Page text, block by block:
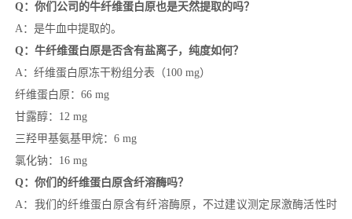
Q：你们公司的牛纤维蛋白原也是天然提取的吗？
A：是牛血中提取的。
Q：牛纤维蛋白原是否含有盐离子，纯度如何？
A：纤维蛋白原冻干粉组分表（100 mg）
纤维蛋白原：66 mg
甘露醇：12 mg
三羟甲基氨基甲烷：6 mg
氯化钠：16 mg
Q：你们的纤维蛋白原含纤溶酶吗？
A：我们的纤维蛋白原含有纤溶酶原，不过建议测定尿激酶活性时